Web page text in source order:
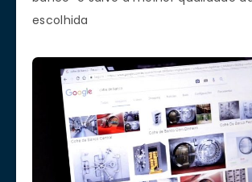
escolhida